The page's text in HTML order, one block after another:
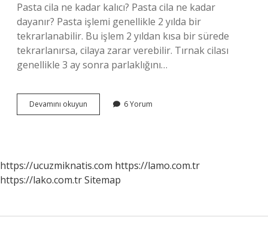
Pasta cila ne kadar kalıcı? Pasta cila ne kadar
dayanır? Pasta işlemi genellikle 2 yılda bir
tekrarlanabilir. Bu işlem 2 yıldan kısa bir sürede
tekrarlanırsa, cilaya zarar verebilir. Tırnak cilası
genellikle 3 ay sonra parlaklığını…
Devamını okuyun
Cila
6 Yorum
https://ucuzmiknatis.com https://lamo.com.tr
https://lako.com.trSitemap